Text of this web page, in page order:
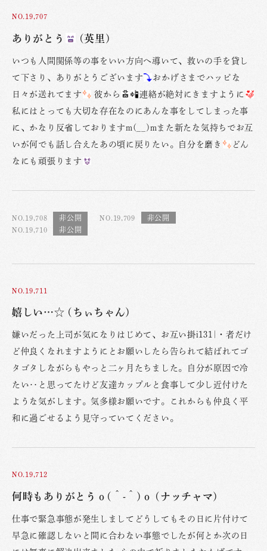
NO.19,707
ありがとう (英里)
いつも人間関係等の事をいい方向へ導いて、救いの手を貸し
て下さり、ありがとうございます
おかげさまでハッピな
日々が送れてます
彼から
連絡が絶対にきますように
私にはとっても大切な存在なのにあんな事をしてしまった事
に、かなり反省しておりますm(__)mまた新たな気持ちでお互
いが何でも話し合えたあの頃に戻りたい。自分を磨き
どん
なにも頑張ります
NO.19,708
NO.19,709
NO.19,710
NO.19,711
嬉しい…☆ (ちぃちゃん)
嫌いだった上司が気になりはじめて、お互い掛i131|・者だけ
ど仲良くなれますようにとお願いしたら告られて結ばれてゴ
タゴタしながらもやっと二ヶ月たちました。自分が原因で冷
たい‥と思ってたけど友達カップルと食事して少し近付けた
ような気がします。気多様お願いです。これからも仲良く平
和に過ごせるよう見守っていてください。
NO.19,712
何時もありがとうｏ(＾-＾)ｏ (ナッチャマ)
仕事で緊急事態が発生しましてどうしてもその日に片付けて
早急に確認しないと間に合わない事態でしたが何とか次の日